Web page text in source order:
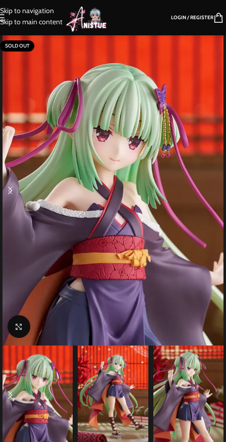
Skip to navigation
Skip to main content
LOGIN / REGISTER
SOLD OUT
Click to enlarge